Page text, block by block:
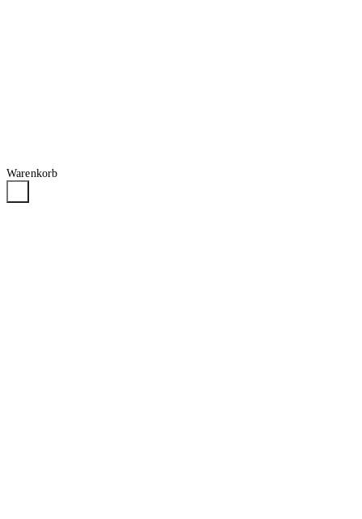
Warenkorb